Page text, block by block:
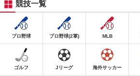
競技一覧
プロ野球 プロ野球(2軍) MLB
ゴルフ Jリーグ 海外サッカー